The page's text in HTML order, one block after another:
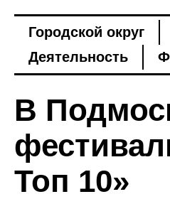
Городской округ
Деятельность
В
Топ 10»